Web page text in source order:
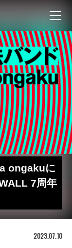
ongakuに
7周年
2023.07.10